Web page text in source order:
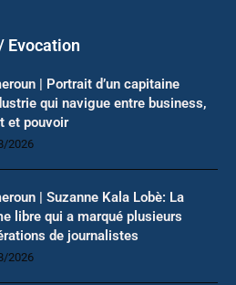
Evocation
| Portrait d’un capitaine
qui navigue entre business,
et pouvoir
2026
| Suzanne Kala Lobè: La
libre qui a marqué plusieurs
de journalistes
2026